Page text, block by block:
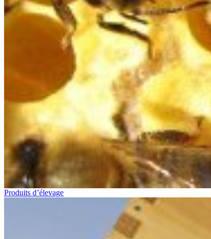
Produits d’élevage